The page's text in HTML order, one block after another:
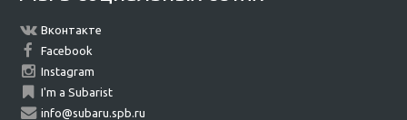
Вконтакте
Facebook
Instagram
I'm a Subarist
info@subaru.spb.ru